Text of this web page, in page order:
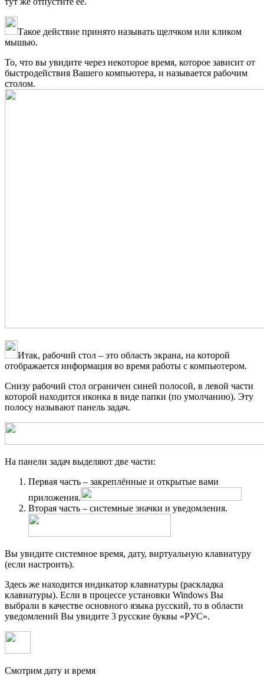
Такое действие принято называть щелчком или кликом
мышью.
То, что вы увидите через некоторое время, которое зависит от
быстродействия Вашего компьютера, и называется рабочим
столом.
Итак, рабочий стол – это область экрана, на которой
отображается информация во время работы с компьютером.
Снизу рабочий стол ограничен синей полосой, в левой части
которой находится иконка в виде папки (по умолчанию). Эту
полосу называют панель задач.
На панели задач выделяют две части:
Первая часть – закреплённые и открытые вами
приложения.
Вторая часть – системные значки и уведомления.
Вы увидите системное время, дату, виртуальную клавиатуру
(если настроить).
Здесь же находится индикатор клавиатуры (раскладка
клавиатуры). Если в процессе установки Windows Вы
выбрали в качестве основного языка русский, то в области
уведомлений Вы увидите 3 русские буквы «РУС».
Смотрим дату и время